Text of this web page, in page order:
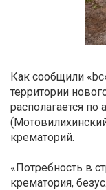
Как сообщили
территории
располагается по
крематорий.
«Потребность в
крематория,